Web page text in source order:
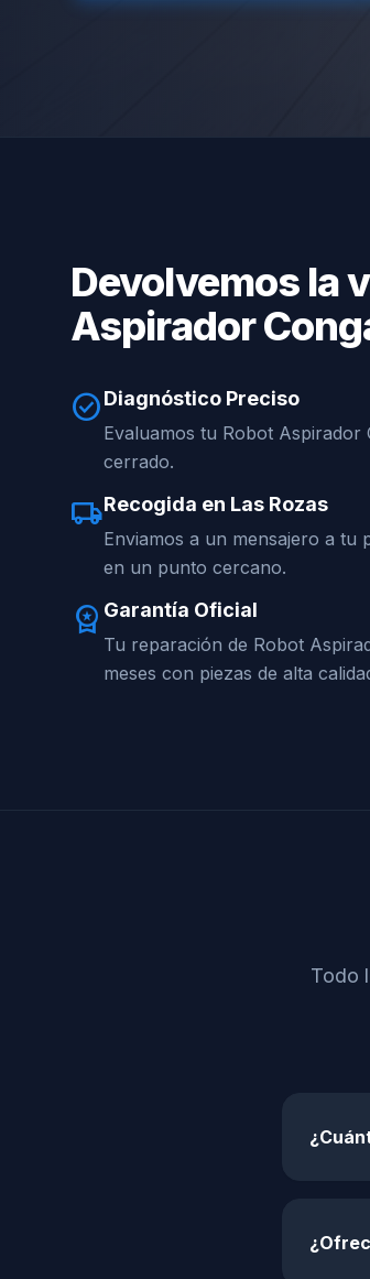
Devolvemos la
Aspirador
check_circleDiagnóstico Preciso
Evaluamos tu Robot
cerrado.
local_shippingRecogida en Las Rozas
Enviamos a un mensajero a tu
en un punto cercano.
workspace_premium Garantía Oficial
Tu reparación de Robot
meses con piezas de alta
Todo